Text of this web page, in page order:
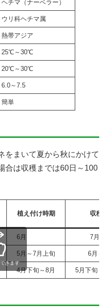
ヘチマ（ナーベラー）
ウリ科ヘチマ属
熱帯アジア
25℃～30℃
20℃～30℃
6.0～7.5
簡単
をまいて夏から秋にかけて
合は収穫までは60日～100
植え付け時期 収穫
6月 7月
5月～7月上旬 6月～
4月下旬～8月 5月下旬～
きます
X